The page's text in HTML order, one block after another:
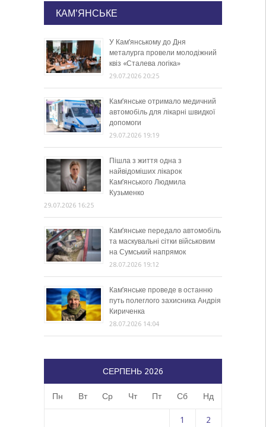
КАМ'ЯНСЬКЕ
У Кам’янському до Дня
металурга провели молодіжний
квіз «Сталева логіка»
29.07.2026 20:25
Кам’янське отримало медичний
автомобіль для лікарні швидкої
допомоги
29.07.2026 19:19
Пішла з життя одна з
найвідоміших лікарок
Кам’янського Людмила
Кузьменко
29.07.2026 16:25
Кам’янське передало автомобіль
та маскувальні сітки військовим
на Сумський напрямок
28.07.2026 19:12
Кам’янське проведе в останню
путь полеглого захисника Андрія
Кириченка
28.07.2026 14:04
СЕРПЕНЬ 2026
Пн Вт Ср Чт Пт Сб Нд
1 2